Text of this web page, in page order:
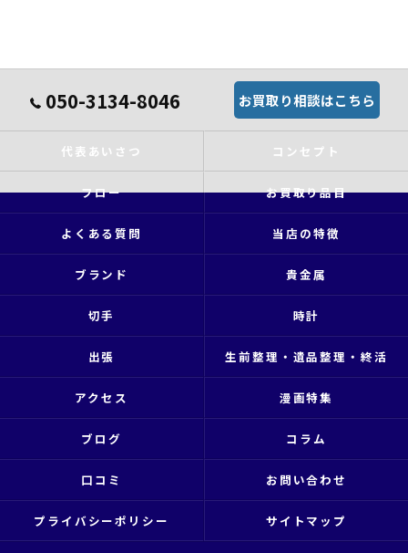
050-3134-8046 お買取り相談はこちら
代表あいさつ コンセプト
フロー お買取り品目
よくある質問 当店の特徴
ブランド 貴金属
切手 時計
出張 生前整理・遺品整理・終活
アクセス 漫画特集
ブログ コラム
口コミ お問い合わせ
プライバシーポリシー サイトマップ